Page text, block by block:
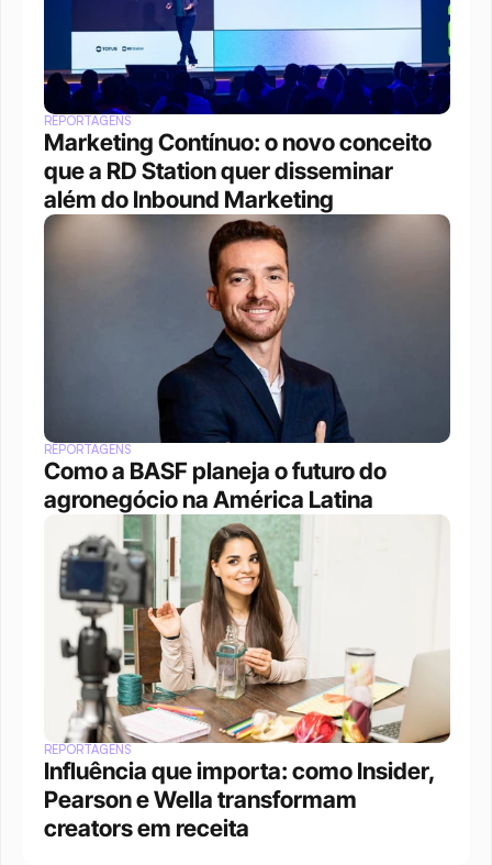
REPORTAGENS
Marketing Contínuo: o novo conceito
que a RD Station quer disseminar
além do Inbound Marketing
REPORTAGENS
Como a BASF planeja o futuro do
agronegócio na América Latina
REPORTAGENS
Influência que importa: como Insider,
Pearson e Wella transformam
creators em receita